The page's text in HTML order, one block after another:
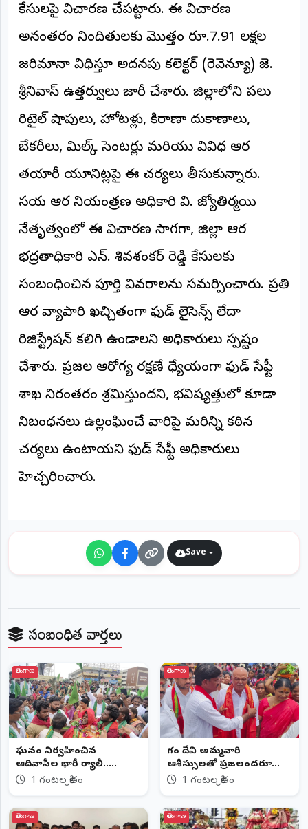
డెస్క్
(REPORTERS
DESK)
మా
రిపోర్టర్లు
రిపోర్టర్‌గా
చేరండి
లాగిన్
(Login)
©
2026
NTODAY
NEWS
ప్రతి
క్షణం
ప్రజల
పక్షం
కేసులపై విచారణ చేపట్టారు. ఈ విచారణ
అనంతరం నిందితులకు మొత్తం రూ.7.91 లక్షల
జరిమానా విధిస్తూ అదనపు కలెక్టర్ (రెవెన్యూ) జె.
శ్రీనివాస్ ఉత్తర్వులు జారీ చేశారు. జిల్లాలోని పలు
రిటైల్ షాపులు, హోటళ్లు, కిరాణా దుకాణాలు,
బేకరీలు, మిల్క్ సెంటర్లు మరియు వివిధ ఆహార
తయారీ యూనిట్లపై ఈ చర్యలు తీసుకున్నారు.
సహాయ ఆహార నియంత్రణ అధికారి వి. జ్యోతిర్మయి
నేతృత్వంలో ఈ విచారణ సాగగా, జిల్లా ఆహార
భద్రతాధికారి ఎన్. శివశంకర్ రెడ్డి కేసులకు
సంబంధించిన పూర్తి వివరాలను సమర్పించారు. ప్రతి
ఆహార వ్యాపారి ఖచ్చితంగా ఫుడ్ లైసెన్స్ లేదా
రిజిస్ట్రేషన్ కలిగి ఉండాలని అధికారులు స్పష్టం
చేశారు. ప్రజల ఆరోగ్య రక్షణే ధ్యేయంగా ఫుడ్ సేఫ్టీ
శాఖ నిరంతరం శ్రమిస్తుందని, భవిష్యత్తులో కూడా
నిబంధనలు ఉల్లంఘించే వారిపై మరిన్ని కఠిన
చర్యలు ఉంటాయని ఫుడ్ సేఫ్టీ అధికారులు
హెచ్చరించారు.
Save
సంబంధిత వార్తలు
తెలంగాణ
ఘనంగా నిర్వహించిన
ఆదివాసీల భారీ ర్యాలీ.....
1 గంటల క్రితం
తెలంగాణ
గంగా దేవి అమ్మవారి
ఆశీస్సులతో ప్రజలందరూ
సుఖసంతోషాలతో ఉండాలి
1 గంటల క్రితం
తెలంగాణ తెలంగాణ